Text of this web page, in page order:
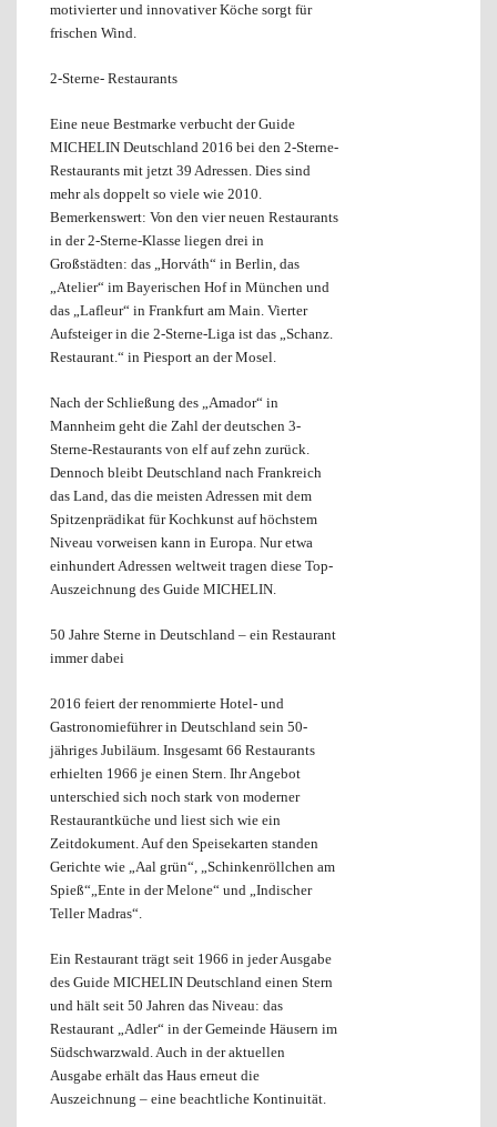
motivierter und innovativer Köche sorgt für
frischen Wind.
2-Sterne- Restaurants
Eine neue Bestmarke verbucht der Guide
MICHELIN Deutschland 2016 bei den 2-Sterne-
Restaurants mit jetzt 39 Adressen. Dies sind
mehr als doppelt so viele wie 2010.
Bemerkenswert: Von den vier neuen Restaurants
in der 2-Sterne-Klasse liegen drei in
Großstädten: das „Horváth“ in Berlin, das
„Atelier“ im Bayerischen Hof in München und
das „Lafleur“ in Frankfurt am Main. Vierter
Aufsteiger in die 2-Sterne-Liga ist das „Schanz.
Restaurant.“ in Piesport an der Mosel.
Nach der Schließung des „Amador“ in
Mannheim geht die Zahl der deutschen 3-
Sterne-Restaurants von elf auf zehn zurück.
Dennoch bleibt Deutschland nach Frankreich
das Land, das die meisten Adressen mit dem
Spitzenprädikat für Kochkunst auf höchstem
Niveau vorweisen kann in Europa. Nur etwa
einhundert Adressen weltweit tragen diese Top-
Auszeichnung des Guide MICHELIN.
50 Jahre Sterne in Deutschland – ein Restaurant
immer dabei
2016 feiert der renommierte Hotel- und
Gastronomieführer in Deutschland sein 50-
jähriges Jubiläum. Insgesamt 66 Restaurants
erhielten 1966 je einen Stern. Ihr Angebot
unterschied sich noch stark von moderner
Restaurantküche und liest sich wie ein
Zeitdokument. Auf den Speisekarten standen
Gerichte wie „Aal grün“, „Schinkenröllchen am
Spieß“„Ente in der Melone“ und „Indischer
Teller Madras“.
Ein Restaurant trägt seit 1966 in jeder Ausgabe
des Guide MICHELIN Deutschland einen Stern
und hält seit 50 Jahren das Niveau: das
Restaurant „Adler“ in der Gemeinde Häusern im
Südschwarzwald. Auch in der aktuellen
Ausgabe erhält das Haus erneut die
Auszeichnung – eine beachtliche Kontinuität.